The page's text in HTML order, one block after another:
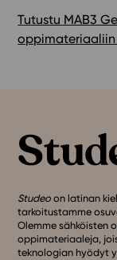
Tutustu MAB3
Studeo on latinan
tarkoitustamme
Olemme sähköisten
oppimateriaaleja,
teknologian hyödyt